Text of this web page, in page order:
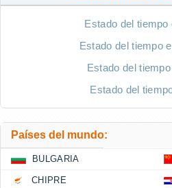
Estado del tiempo
Estado del tiempo
Estado del
Estado del
Países del mundo:
BULGARIA
CHIPRE